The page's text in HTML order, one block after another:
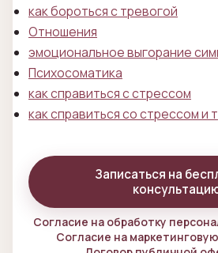
как бороться с тревогой
Отношения
эмоциональное выгорание
Психосоматика
как справиться с стрессом
как справиться со стрессом и
Записаться на
Согласие на обработку
Согласие на